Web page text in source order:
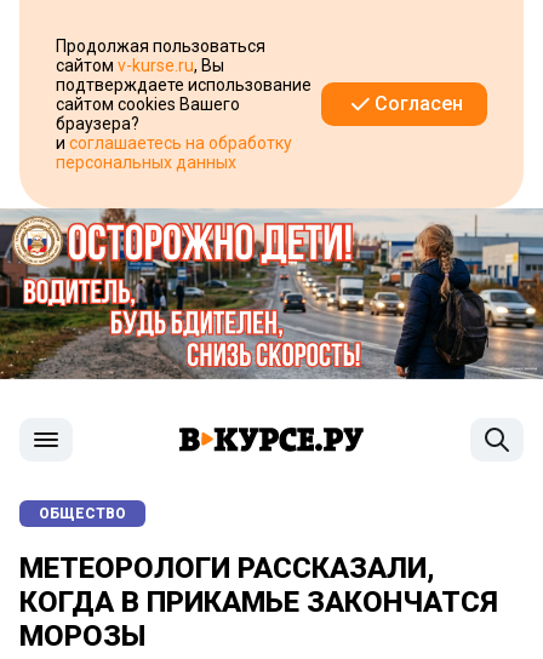
Продолжая пользоваться
сайтом v-kurse.ru, Вы
подтверждаете использование
сайтом cookies Вашего
браузера?
и соглашаетесь на обработку
персональных данных
Согласен
ОБЩЕСТВО
МЕТЕОРОЛОГИ РАССКАЗАЛИ,
КОГДА В ПРИКАМЬЕ ЗАКОНЧАТСЯ
МОРОЗЫ